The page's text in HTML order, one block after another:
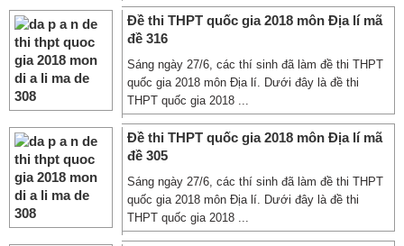
Đề thi THPT quốc gia 2018 môn Địa lí mã
đề 316
Sáng ngày 27/6, các thí sinh đã làm đề thi THPT
quốc gia 2018 môn Địa lí. Dưới đây là đề thi
THPT quốc gia 2018 ...
Đề thi THPT quốc gia 2018 môn Địa lí mã
đề 305
Sáng ngày 27/6, các thí sinh đã làm đề thi THPT
quốc gia 2018 môn Địa lí. Dưới đây là đề thi
THPT quốc gia 2018 ...